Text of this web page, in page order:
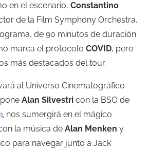
en el escenario, Constantino
de la Film Symphony Orchestra,
de 90 minutos de duración
marca el protocolo COVID, pero
más destacados del tour.
al Universo Cinematográfico
Alan Silvestri con la BSO de
, nos sumergirá en el mágico
la música de Alan Menken y
para navegar junto a Jack